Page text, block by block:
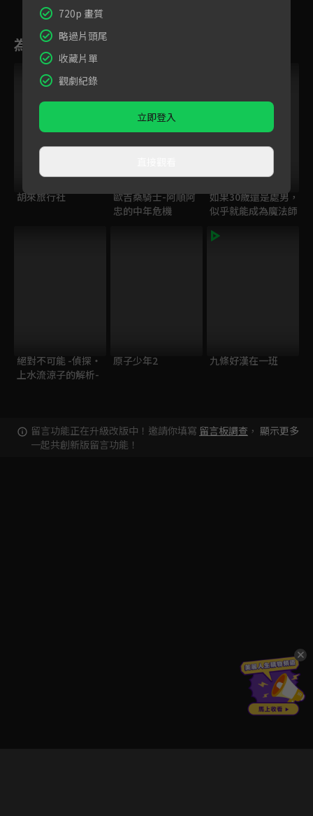
10
為您推薦
胡來旅行社
歐吉桑騎士-阿順阿
忠的中年危機
如果30歲還是處男，
似乎就能成為魔法師
絕對不可能 -偵探・
上水流涼子的解析-
原子少年2 九條好漢在一班
留言功能正在升級改版中！邀請你填寫 留言板調查 ，
一起共創新版留言功能！
顯示更多
720p 畫質
略過片頭尾
收藏片單
觀劇紀錄
立即登入